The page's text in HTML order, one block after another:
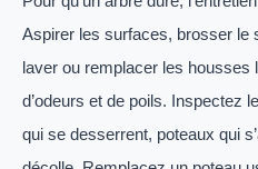
Aspirer les surfaces, brosser le
laver ou remplacer les housses
d’odeurs et de poils. Inspectez
qui se desserrent, poteaux qui